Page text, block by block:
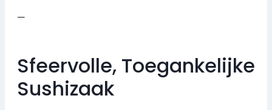
—
Sfeervolle, Toegankelijke
Sushizaak